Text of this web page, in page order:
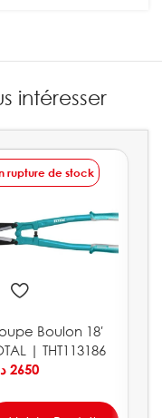
intéresser
rupture de stock
Boulon 18′
| THT113186
2650